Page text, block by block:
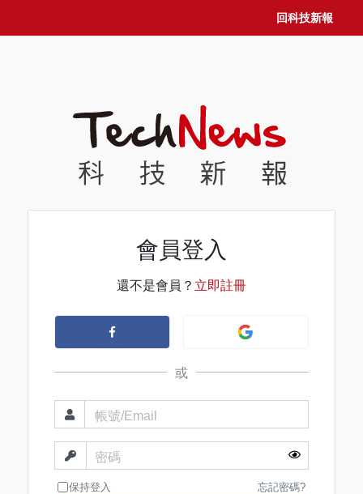
回科技新報
會員登入
還不是會員？ 立即註冊
或
帳號/Email
密碼
保持登入 忘記密碼?